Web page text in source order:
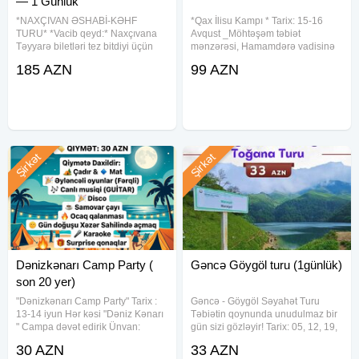
Zipline: 10 AZN
Otaq seçimləri:
2 nəfərlik
3 nəfərlik
4 nəfərlik
0–5 yaş: pulsuz
(nəqliyyatda yer tutarsa 25 AZN)
━━━━━━━━━━━━━━
Toplaşma:
06:30 — Gənclik metrosu
*NAXÇIVAN ƏSHABİ-KƏHF
TURU* *Vacib qeyd:* Naxçıvana
Təyyarə biletləri tez bitdiyi üçün
aparılır. Naxçıvan Turu: *1 Günlük
185 AZN
*Qax İlisu Kampı * Tarix: 15-16
Avqust _Möhtəşəm təbiət
mənzərəsi, Hamamdərə vadisinə
dolu anlar, canlı musiqi, maraqlı
99 AZN
Dənizkənarı Camp Party (
son 20 yer)
"Dənizkənarı Camp Party" Tarix :
13-14 iyun Hər kəsi "Dəniz Kənarı
" Campa dəvət edirik Ünvan:
Qiymət: 30 AZN Qiymətə Daxildir:
Şirkət
30 AZN
Gəncə Göygöl turu (1günlük)
Gəncə - Göygöl Səyahət Turu
Təbiətin qoynunda unudulmaz bir
gün sizi gözləyir! Tarix: 05, 12, 19,
AZN Standart Paket - 38 AZN -
Şirkət
33 AZN